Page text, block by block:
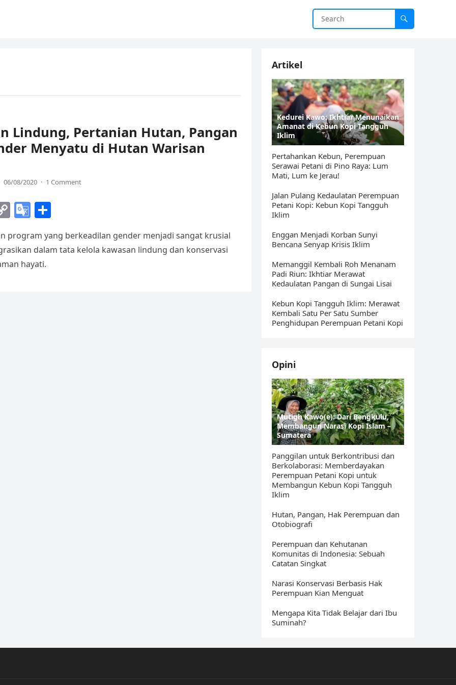
Lindung, Pertanian Hutan, Pangan
Menyatu di Hutan Warisan
06/08/2020 · 1 Comment
C
p
y
G
o
gl
e
ar
e
program yang berkeadilan gender menjadi sangat krusial
dalam tata kelola kawasan lindung dan konservasi
hayati.
Artikel
Kedurei Kawo: Ikhtiar Menunaikan
Amanat di Kebun Kopi Tangguh
Iklim
Pertahankan Kebun, Perempuan
Serawai Petani di Pino Raya: Lum
Mati, Lum ke Jerau!
Jalan Pulang Kedaulatan Perempuan
Petani Kopi: Kebun Kopi Tangguh
Iklim
Enggan Menjadi Korban Sunyi
Bencana Senyap Krisis Iklim
Memanggil Kembali Roh Menanam
Padi Riun: Ikhtiar Merawat
Kedaulatan Pangan di Sungai Lisai
Kebun Kopi Tangguh Iklim: Merawat
Kembali Satu Per Satu Sumber
Penghidupan Perempuan Petani Kopi
Opini
Mutigh Kawo(e): Dari Bengkulu,
Membangun Narasi Kopi Islam –
Sumatera
Panggilan untuk Berkontribusi dan
Berkolaborasi: Memberdayakan
Perempuan Petani Kopi untuk
Membangun Kebun Kopi Tangguh
Iklim
Hutan, Pangan, Hak Perempuan dan
Otobiografi
Perempuan dan Kehutanan
Komunitas di Indonesia: Sebuah
Catatan Singkat
Narasi Konservasi Berbasis Hak
Perempuan Kian Menguat
Mengapa Kita Tidak Belajar dari Ibu
Suminah?